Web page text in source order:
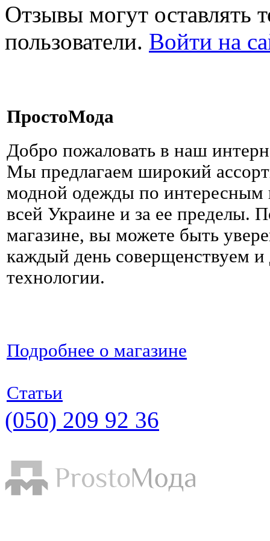
Отзывы могут оставлять
пользователи. Войти на
ПростоМода
Добро пожаловать в наш
Мы предлагаем широкий
модной одежды по интересным
всей Украине и за ее пределы.
магазине, вы можете быть
каждый день соверщенствуем и
технологии.
Подробнее о магазине
Статьи
(050) 209 92 36